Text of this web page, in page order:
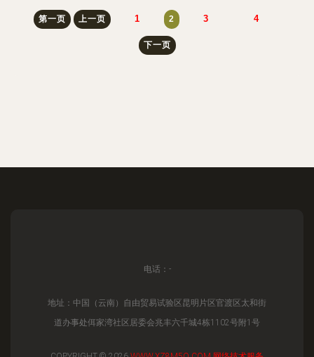
第一页 上一页 1 2 3 4
下一页
电话：-
地址：中国（云南）自由贸易试验区昆明片区官渡区太和街
道办事处佴家湾社区居委会兆丰六千城4栋1102号附1号